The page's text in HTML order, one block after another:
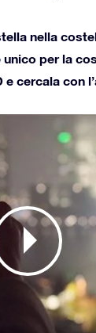
nella
per la
cercala con